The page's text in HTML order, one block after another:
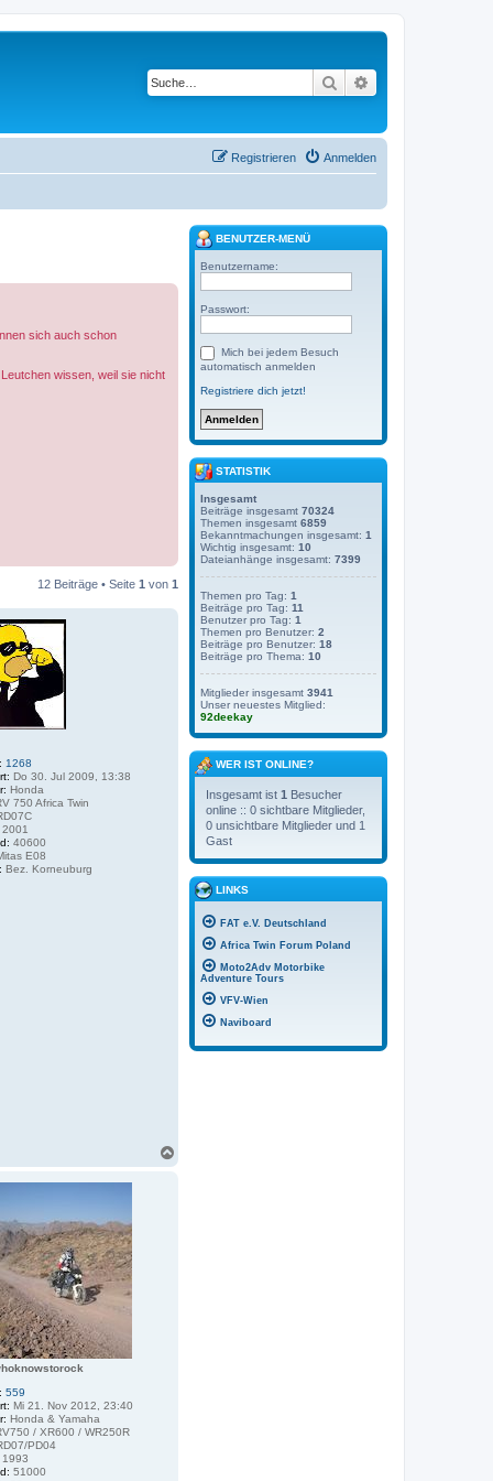
Suche
Anmelden
Registrieren
sich auch schon
wissen, weil sie nicht
12 Beiträge • Seite 1 von 1
1268
Do 30. Jul 2009, 13:38
Honda
750 Africa Twin
2001
40600
E08
Bez. Korneuburg
559
Mi 21. Nov 2012, 23:40
Honda & Yamaha
/ XR600 / WR250R
PD04
1993
51000
BENUTZER-MENÜ
Benutzername:
Passwort:
Mich bei jedem Besuch
automatisch anmelden
Registriere dich jetzt!
STATISTIK
Insgesamt
Beiträge insgesamt 70324
Themen insgesamt 6859
Bekanntmachungen insgesamt: 1
Wichtig insgesamt: 10
Dateianhänge insgesamt: 7399
Themen pro Tag: 1
Beiträge pro Tag: 11
Benutzer pro Tag: 1
Themen pro Benutzer: 2
Beiträge pro Benutzer: 18
Beiträge pro Thema: 10
Mitglieder insgesamt 3941
Unser neuestes Mitglied:
92deekay
WER IST ONLINE?
Insgesamt ist 1 Besucher
online :: 0 sichtbare Mitglieder,
0 unsichtbare Mitglieder und 1
Gast
LINKS
FAT e.V. Deutschland
Africa Twin Forum Poland
Moto2Adv Motorbike
Adventure Tours
VFV-Wien
Naviboard